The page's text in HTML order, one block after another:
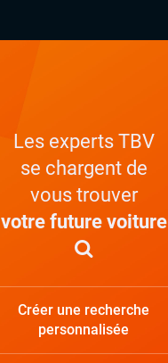
Les experts TBV
se chargent de
vous trouver
votre future voiture
Créer une recherche
personnalisée